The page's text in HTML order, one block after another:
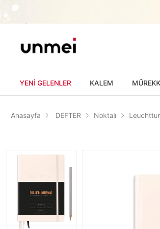
YENİ GELENLER KALEM
Anasayfa DEFTER Noktalı